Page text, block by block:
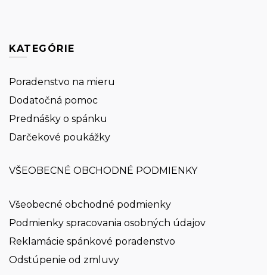
KATEGÓRIE
Poradenstvo na mieru
Dodatočná pomoc
Prednášky o spánku
Darčekové poukážky
VŠEOBECNÉ OBCHODNÉ PODMIENKY
Všeobecné obchodné podmienky
Podmienky spracovania osobných údajov
Reklamácie spánkové poradenstvo
Odstúpenie od zmluvy